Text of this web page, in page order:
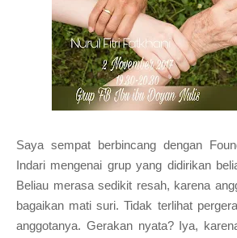
Saya sempat berbincang dengan
Indari mengenai grup yang didirikan
Beliau merasa sedikit resah, karena
bagaikan mati suri. Tidak terlihat
anggotanya. Gerakan nyata? Iya,